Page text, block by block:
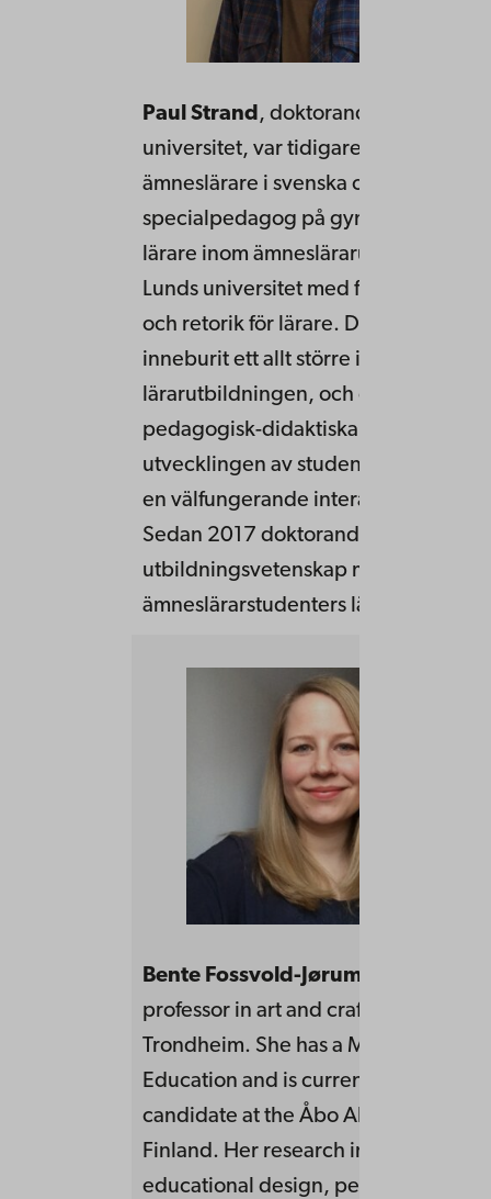
Paul Strand, doktorand i retorik vid
universitet, var tidigare konstvetare,
ämneslärare i svenska och historia
specialpedagog på gymnasiet. Från
lärare inom ämneslärar­utbildningen
Lunds universitet med fokus på
och retorik för lärare. Detta har efter
inneburit ett allt större intresse för
lärarutbildningen, och dess centrala
pedagogisk-didaktiska funktion för
utvecklingen av studenternas
en välfungerande inter­aktiv
Sedan 2017 doktorand i
utbildningsvetenskap med
ämneslärarstudenters lärande.
Bente Fossvold-Jørum
professor in art and crafts at NTNU,
Trondheim. She has a Master of Arts
Education and is currently a doctoral
candidate at the Åbo Akademi
Finland. Her research interests are
educational design, performative